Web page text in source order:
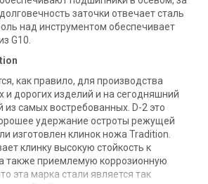
заточки отвечает сталь
над инструментом обеспечивает
G10.
как правило, для производства
и дорогих изделий и на сегодняшний
из самых востребованных. D-2 это
удержание остроты режущей
изготовлен клинок ножа Tradition.
клинку высокую стойкость к
также приемлемую коррозионную
эта марка стали является так